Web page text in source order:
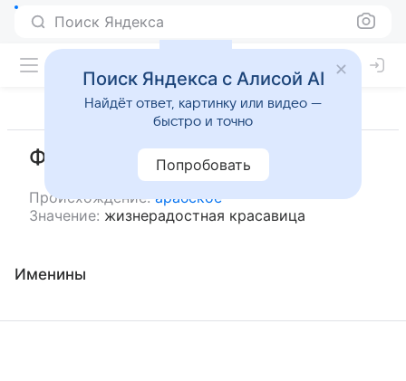
Поиск Яндекса
Фаррахджамал
Происхождение: арабское
Значение: жизнерадостная красавица
Именины
Поиск Яндекса с Алисой AI
Найдёт ответ, картинку или видео —
быстро и точно
Попробовать